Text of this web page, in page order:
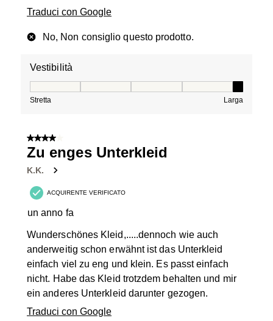
Traduci con Google
No, Non consiglio questo prodotto.
Vestibilità
Stretta Larga
4 su 5 stelle.
Zu enges Unterkleid
K.K.
ACQUIRENTE VERIFICATO
un anno fa
Wunderschönes Kleid,.....dennoch wie auch
anderweitig schon erwähnt ist das Unterkleid
einfach viel zu eng und klein. Es passt einfach
nicht. Habe das Kleid trotzdem behalten und mir
ein anderes Unterkleid darunter gezogen.
Traduci con Google